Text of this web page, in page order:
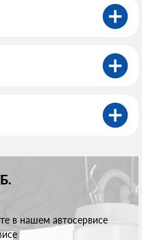
в нашем автосервисе